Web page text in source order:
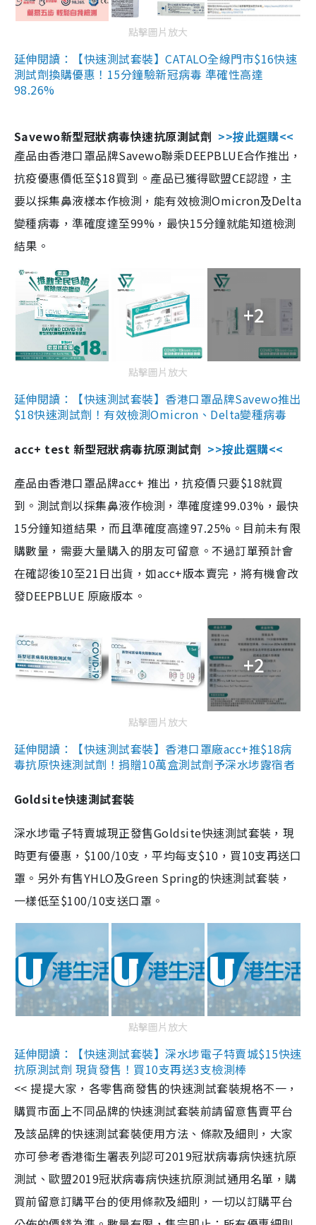
點擊圖片放大
延伸閱讀：【快速測試套裝】CATALO全線門市$16快速
測試劑換購優惠！15分鐘驗新冠病毒 準確性高達
98.26%
Savewo新型冠狀病毒快速抗原測試劑 >>按此選購<<
產品由香港口罩品牌Savewo聯乘DEEPBLUE合作推出，
抗疫優惠價低至$18買到。產品已獲得歐盟CE認證，主
要以採集鼻液樣本作檢測，能有效檢測Omicron及Delta
變種病毒，準確度達至99%，最快15分鐘就能知道檢測
結果。
+2
點擊圖片放大
延伸閱讀：【快速測試套裝】香港口罩品牌Savewo推出
$18快速測試劑！有效檢測Omicron、Delta變種病毒
acc+ test 新型冠狀病毒抗原測試劑 >>按此選購<<
產品由香港口罩品牌acc+ 推出，抗疫價只要$18就買
到。測試劑以採集鼻液作檢測，準確度達99.03%，最快
15分鐘知道結果，而且準確度高達97.25%。目前未有限
購數量，需要大量購入的朋友可留意。不過訂單預計會
在確認後10至21日出貨，如acc+版本賣完，將有機會改
發DEEPBLUE 原廠版本。
+2
點擊圖片放大
延伸閱讀：【快速測試套裝】香港口罩廠acc+推$18病
毒抗原快速測試劑！捐贈10萬盒測試劑予深水埗露宿者
Goldsite快速測試套裝
深水埗電子特賣城現正發售Goldsite快速測試套裝，現
時更有優惠，$100/10支，平均每支$10，買10支再送口
罩。另外有售YHLO及Green Spring的快速測試套裝，
一樣低至$100/10支送口罩。
點擊圖片放大
延伸閱讀：【快速測試套裝】深水埗電子特賣城$15快速
抗原測試劑 現貨發售！買10支再送3支檢測棒
<< 提提大家，各零售商發售的快速測試套裝規格不一，
購買市面上不同品牌的快速測試套裝前請留意售賣平台
及該品牌的快速測試套裝使用方法、條款及細則，大家
亦可參考香港衞生署表列認可2019冠狀病毒病快速抗原
測試、歐盟2019冠狀病毒病快速抗原測試通用名單，購
買前留意訂購平台的使用條款及細則，一切以訂購平台